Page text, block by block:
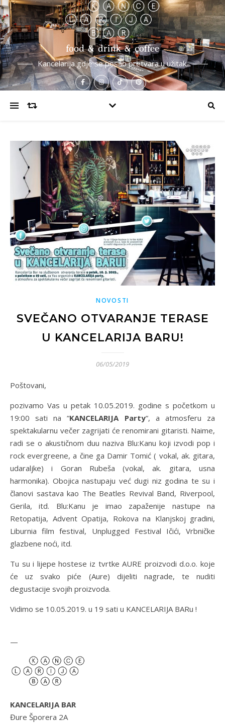
Kancelarija gdje se posao pretvara u užitak.
NOVOSTI
SVEČANO OTVARANJE TERASE
U KANCELARIJA BARU!
06/05/2019
Poštovani,
pozivamo Vas u petak 10.05.2019. godine s početkom u
19:00 sati na “KANCELARIJA Party“, a atmosferu za
spektakularnu večer zagrijati će renomirani gitaristi. Naime,
radi se o akustičnom duu naziva Blu:Kanu koji izvodi pop i
rock evergreene, a čine ga Damir Tomić ( vokal, ak. gitara,
udaraljke) i Goran Rubeša (vokal, ak. gitara, usna
harmonika). Obojica nastupaju već dugi niz godina te su i
članovi sastava kao The Beatles Revival Band, Riverpool,
Gerila, itd. Blu:Kanu je imao zapaženije nastupe na
Retopatija, Advent Opatija, Rokova na Klanjskoj gradini,
Liburnia film festival, Unplugged Festival Ičići, Vrbničke
glazbene noći, itd.
Tu su i lijepe hostese iz tvrtke AURE proizvodi d.o.o. koje
će uz svako piće (Aure) dijeliti nagrade, te nuditi
degustacije svojih proizvoda.
Vidimo se 10.05.2019. u 19 sati u KANCELARIJA BARu !
—
KANCELARIJA BAR
Đure Šporera 2A